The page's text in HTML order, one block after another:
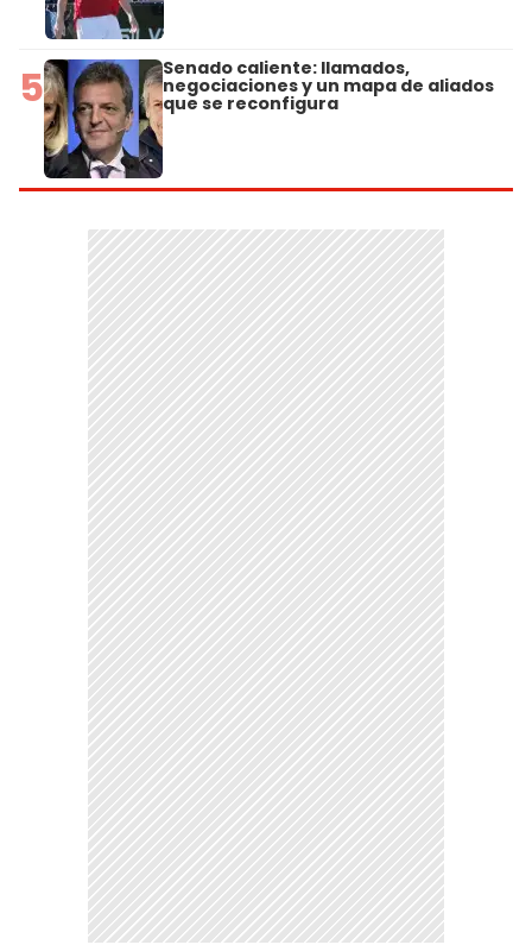
5 Senado caliente: llamados,
negociaciones y un mapa de aliados
que se reconfigura